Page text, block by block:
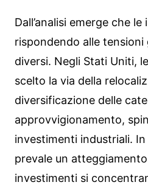
Dall’analisi emerge che
rispondendo alle tensioni
diversi. Negli Stati Uniti,
scelto la via della
diversificazione delle
approvvigionamento,
investimenti industriali. In
prevale un
investimenti si